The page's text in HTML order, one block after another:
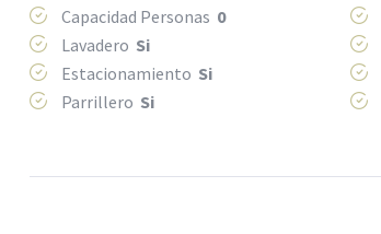
Capacidad Personas 0
Lavadero Si
Estacionamiento Si
Parrillero Si